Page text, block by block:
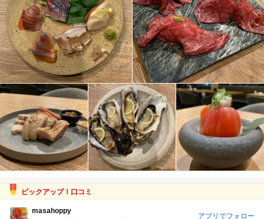
ピックアップ！口コミ
masahoppy
アプリでフォロー